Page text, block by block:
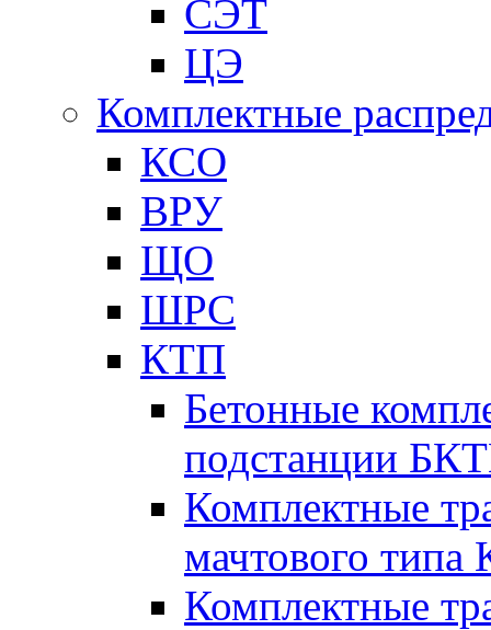
СЭТ
ЦЭ
Комплектные
КСО
ВРУ
ЩО
ШРС
КТП
Бетонные
подстанции
Комплектные
мачтового
Комплектные